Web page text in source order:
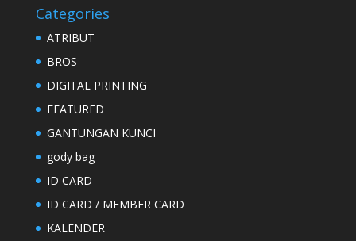
Categories
ATRIBUT
BROS
DIGITAL PRINTING
FEATURED
GANTUNGAN KUNCI
gody bag
ID CARD
ID CARD / MEMBER CARD
KALENDER